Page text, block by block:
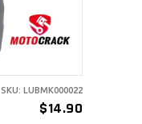
$14.90
SKU: LUBMK000022